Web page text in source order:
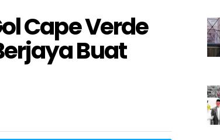
Cape Verde
Buat